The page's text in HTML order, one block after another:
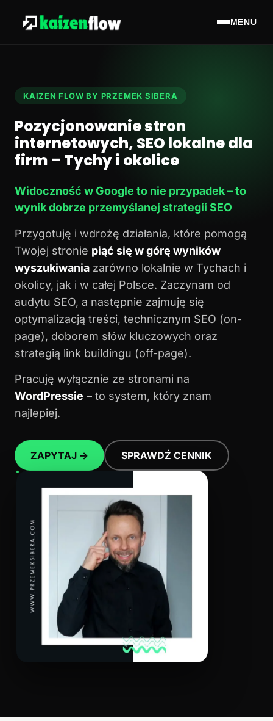
MENU
KAIZEN FLOW BY PRZEMEK SIBERA
Pozycjonowanie stron
internetowych, SEO lokalne dla
firm – Tychy i okolice
Widoczność w Google to nie przypadek – to
wynik dobrze przemyślanej strategii SEO
Przygotuję i wdrożę działania, które pomogą
Twojej stronie piąć się w górę wyników
wyszukiwania zarówno lokalnie w Tychach i
okolicy, jak i w całej Polsce. Zaczynam od
audytu SEO, a następnie zajmuję się
optymalizacją treści, technicznym SEO (on-
page), doborem słów kluczowych oraz
strategią link buildingu (off-page).
Pracuję wyłącznie ze stronami na
WordPressie – to system, który znam
najlepiej.
ZAPYTAJ → SPRAWDŹ CENNIK